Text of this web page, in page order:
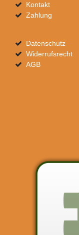
Kontakt
Zahlung
Datenschutz
Widerrufsrecht
AGB